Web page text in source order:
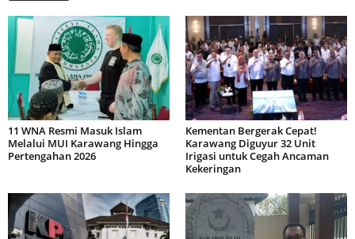
11 WNA Resmi Masuk Islam
Melalui MUI Karawang Hingga
Pertengahan 2026
Kementan Bergerak Cepat!
Karawang Diguyur 32 Unit
Irigasi untuk Cegah Ancaman
Kekeringan